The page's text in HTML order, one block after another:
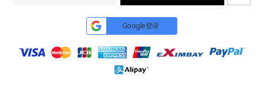
Google登录